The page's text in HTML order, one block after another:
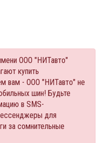
ООО "НИТавто"
купить
вам - ООО "НИТавто" не
шин! Будьте
в SMS-
для
за сомнительные